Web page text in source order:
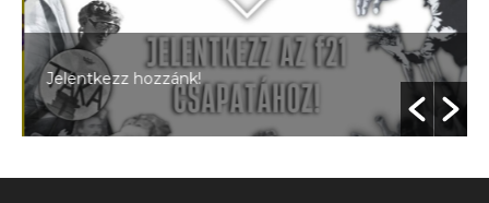
Jelentkezz hozzánk!